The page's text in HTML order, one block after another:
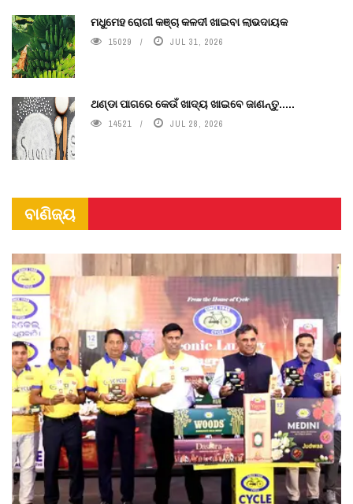
ମଧୁମେହ ରୋଗୀ କଞ୍ଚା କଳଦୀ ଖାଇବା ଲାଭଦାୟକ
15029 JUL 31, 2026
ଥଣ୍ଡା ପାଗରେ କେଉଁ ଖାଦ୍ୟ ଖାଇବେ ଜାଣନ୍ତୁ.....
14521 JUL 28, 2026
ବାଣିଜ୍ୟ